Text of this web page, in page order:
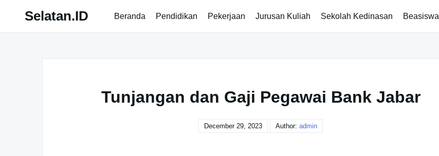
Selatan.ID Beranda Pendidikan Pekerjaan Jurusan Kuliah Sekolah Kedinasan Beasiswa
Tunjangan dan Gaji Pegawai Bank Jabar
December 29, 2023 Author: admin